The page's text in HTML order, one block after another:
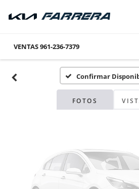
VENTAS961-236-7379
Confirmar
FOTOS
Fotos
Por favor,